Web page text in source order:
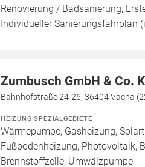
Renovierung / Badsanierung,
Individueller Sanierungsfahrplan
Zumbusch GmbH & Co.
Bahnhofstraße 24-26, 36404 Vacha
HEIZUNG SPEZIALGEBIETE
Wärmepumpe, Gasheizung,
Fußbodenheizung, Photovoltaik,
Brennstoffzelle, Umwälzpumpe